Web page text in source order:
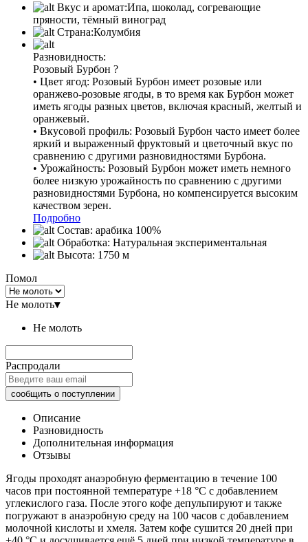
Вкус и аромат:Ипа, шоколад, согревающие
пряности, тёмный виноград
Страна:Колумбия
Разновидность:
Розовый Бурбон ?
• Цвет ягод: Розовый Бурбон имеет розовые или
оранжево-розовые ягоды, в то время как Бурбон может
иметь ягоды разных цветов, включая красный, желтый и
оранжевый.
• Вкусовой профиль: Розовый Бурбон часто имеет более
яркий и выраженный фруктовый и цветочный вкус по
сравнению с другими разновидностями Бурбона.
• Урожайность: Розовый Бурбон может иметь немного
более низкую урожайность по сравнению с другими
разновидностями Бурбона, но компенсируется высоким
качеством зерен.
Подробно
Состав: арабика 100%
Обработка: Натуральная экспериментальная
Высота: 1750 м
Помол
Не молоть▾
Не молоть
Распродали
Описание
Разновидность
Дополнительная информация
Отзывы
Ягоды проходят анаэробную ферментацию в течение 100
часов при постоянной температуре +18 °C с добавлением
углекислого газа. После этого кофе депульпируют и также
погружают в анаэробную среду на 100 часов с добавлением
молочной кислоты и хмеля. Затем кофе сушится 20 дней при